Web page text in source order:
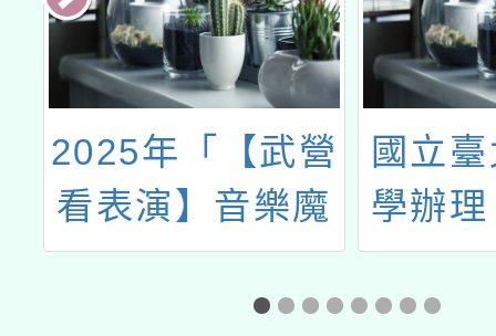
2025年「【武營
看表演】音樂魔
法師」PaGamO
線上遊戲平台任
國立
學辦
學魔
研習